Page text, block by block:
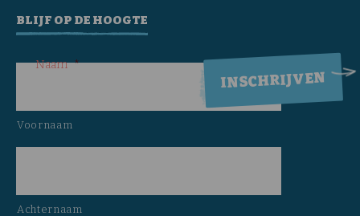
BLIJF OP DE HOOGTE
Naam *
Voornaam
Achternaam